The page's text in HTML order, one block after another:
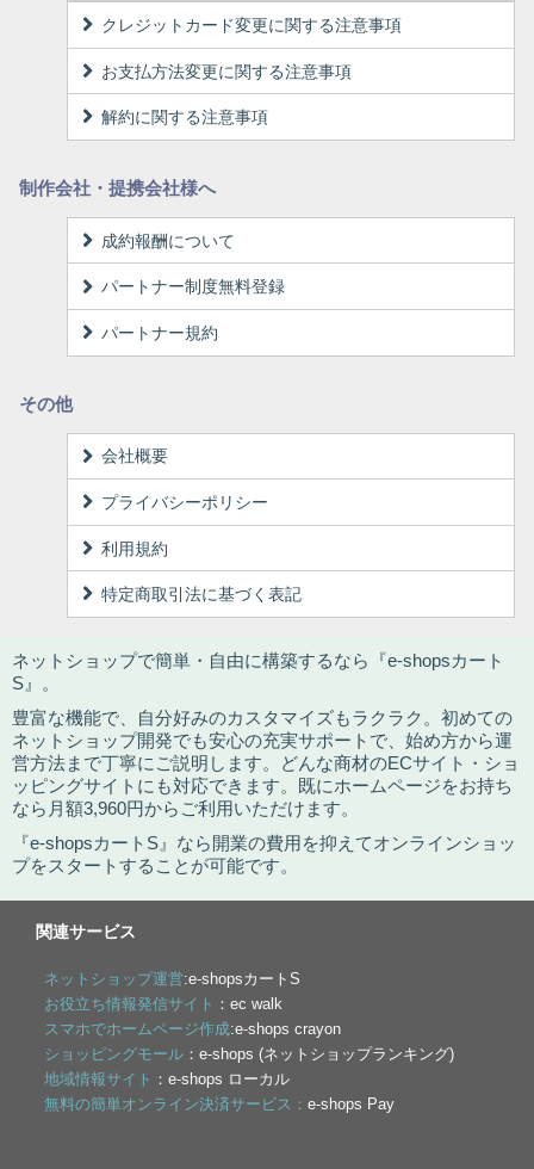
クレジットカード変更に関する注意事項
お支払方法変更に関する注意事項
解約に関する注意事項
制作会社・提携会社様へ
成約報酬について
パートナー制度無料登録
パートナー規約
その他
会社概要
プライバシーポリシー
利用規約
特定商取引法に基づく表記
ネットショップで簡単・自由に構築するなら『e-shopsカート
S』。
豊富な機能で、自分好みのカスタマイズもラクラク。初めての
ネットショップ開発でも安心の充実サポートで、始め方から運
営方法まで丁寧にご説明します。どんな商材のECサイト・ショ
ッピングサイトにも対応できます。既にホームページをお持ち
なら月額3,960円からご利用いただけます。
『e-shopsカートS』なら開業の費用を抑えてオンラインショッ
プをスタートすることが可能です。
関連サービス
ネットショップ運営:e-shopsカートS
お役立ち情報発信サイト ：ec walk
スマホでホームページ作成:e-shops crayon
ショッピングモール ：e-shops (ネットショップランキング)
地域情報サイト ：e-shops ローカル
無料の簡単オンライン決済サービス：e-shops Pay